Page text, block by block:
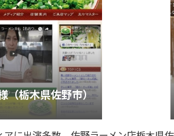
（栃木県佐野市）